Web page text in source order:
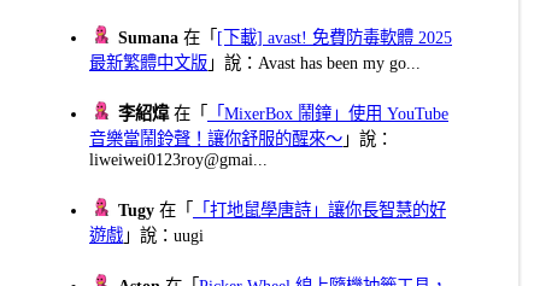
Sumana 在「 [下載] avast! 免費防毒軟體 2025
最新繁體中文版 」說：Avast has been my go...
李紹煒在「
「MixerBox 鬧鐘」使用 YouTube
音樂當鬧鈴聲！讓你舒服的醒來～ 」說：
liweiwei0123roy@gmai...
Tugy 在「
「打地鼠學唐詩」讓你長智慧的好
遊戲 」說：uugi